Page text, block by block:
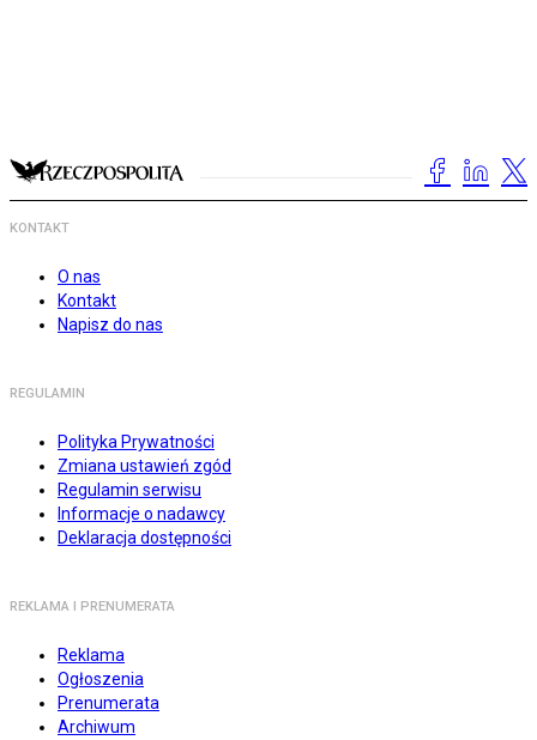
KONTAKT
O nas
Kontakt
Napisz do nas
REGULAMIN
Polityka Prywatności
Zmiana ustawień zgód
Regulamin serwisu
Informacje o nadawcy
Deklaracja dostępności
REKLAMA I PRENUMERATA
Reklama
Ogłoszenia
Prenumerata
Archiwum